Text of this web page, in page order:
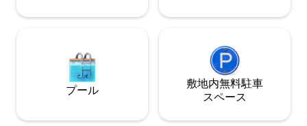
プール
敷地内無料駐⁠車
ス⁠ペ⁠ー⁠ス